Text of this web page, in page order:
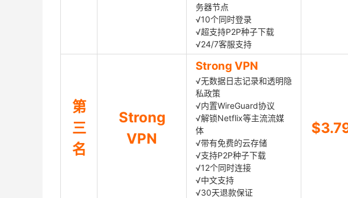
务器节点
√10个同时登录
√超支持P2P种子下载
√24/7客服支持
第
三
名
Strong
VPN
Strong VPN
√无数据日志记录和透明隐
私政策
√内置WireGuard协议
√解锁Netflix等主流流媒
体
√带有免费的云存储
√支持P2P种子下载
√12个同时连接
√中文支持
√30天退款保证